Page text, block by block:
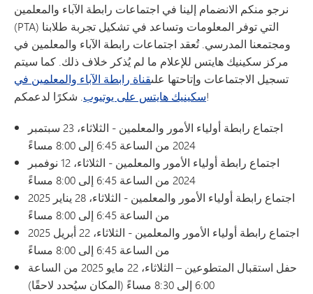
نرجو منكم الانضمام إلينا في اجتماعات رابطة الآباء والمعلمين
(PTA) التي توفر المعلومات وتساعد في تشكيل تجربة طلابنا
ومجتمعنا المدرسي. تُعقد اجتماعات رابطة الآباء والمعلمين في
مركز سكينيك هايتس للإعلام ما لم يُذكر خلاف ذلك. كما سيتم
تسجيل الاجتماعات وإتاحتها علىقناة رابطة الآباء والمعلمين في
سكينيك هايتس على يوتيوب. شكرًا لدعمكم!
اجتماع رابطة أولياء الأمور والمعلمين - الثلاثاء، 23 سبتمبر
2024 من الساعة 6:45 إلى 8:00 مساءً
اجتماع رابطة أولياء الأمور والمعلمين - الثلاثاء، 12 نوفمبر
2024 من الساعة 6:45 إلى 8:00 مساءً
اجتماع رابطة أولياء الأمور والمعلمين - الثلاثاء، 28 يناير 2025
من الساعة 6:45 إلى 8:00 مساءً
اجتماع رابطة أولياء الأمور والمعلمين - الثلاثاء، 22 أبريل 2025
من الساعة 6:45 إلى 8:00 مساءً
حفل استقبال المتطوعين – الثلاثاء، 22 مايو 2025 من الساعة
6:00 إلى 8:30 مساءً (المكان سيُحدد لاحقًا)